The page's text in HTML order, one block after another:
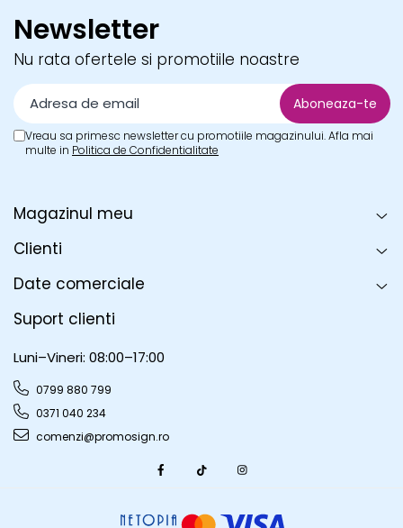
Newsletter
Nu rata ofertele si promotiile noastre
Vreau sa primesc newsletter cu promotiile magazinului. Afla mai
multe in Politica de Confidentialitate
Magazinul meu
Clienti
Date comerciale
Suport clienti
Luni–Vineri: 08:00–17:00
0799 880 799
0371 040 234
comenzi@promosign.ro